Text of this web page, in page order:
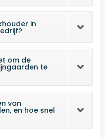
in
om de
te
van
en hoe snel